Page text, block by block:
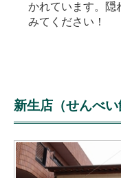
かれています。隠
みてください！
新生店（せんべい